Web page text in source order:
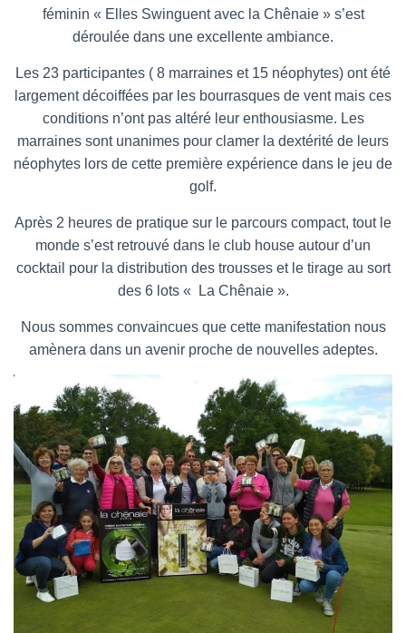
féminin « Elles Swinguent avec la Chênaie » s’est
déroulée dans une excellente ambiance.
Les 23 participantes ( 8 marraines et 15 néophytes) ont été
largement décoiffées par les bourrasques de vent mais ces
conditions n’ont pas altéré leur enthousiasme. Les
marraines sont unanimes pour clamer la dextérité de leurs
néophytes lors de cette première expérience dans le jeu de
golf.
Après 2 heures de pratique sur le parcours compact, tout le
monde s’est retrouvé dans le club house autour d’un
cocktail pour la distribution des trousses et le tirage au sort
des 6 lots « La Chênaie ».
Nous sommes convaincues que cette manifestation nous
amènera dans un avenir proche de nouvelles adeptes.